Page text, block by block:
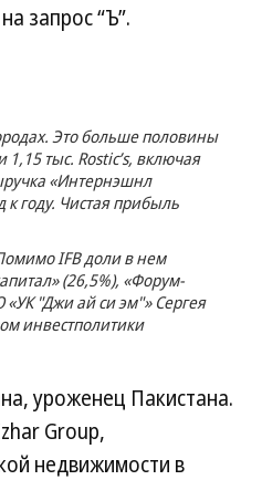
запрос “Ъ”.
Это больше половины
тыс. Rostic’s, включая
«Интернэшнл
к году. Чистая прибыль
IFB доли в нем
(26,5%), «Форум-
«УК "Джи ай си эм"» Сергея
инвестполитики
уроженец Пакистана.
Group,
недвижимости в